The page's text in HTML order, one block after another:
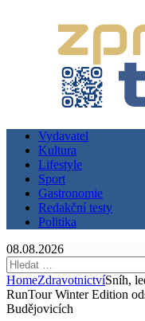
Vydavatel
Kultura
Lifestyle
Sport
Gastronomie
Redakční testy
Politika
08.08.2026
Vyhledávání
HomeZdravotnictvíSníh,
RunTour Winter Edition
Budějovicích